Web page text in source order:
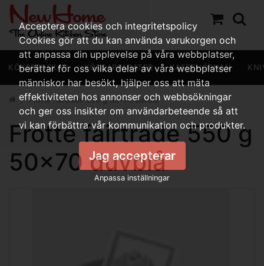
KÖKSREDSKAP KÖKSAPPARATER KAFFEHÖRNAN
Frotté fairtrade 550 g 50x70 duvblå
Frotté fairtrade 550 g
50x70 duvblå
Acceptera cookies och integritetspolicy
Cookies gör att du kan använda varukorgen och
att anpassa din upplevelse på våra webbplatser,
berättar för oss vilka delar av våra webbplatser
människor har besökt, hjälper oss att mäta
effektiviteten hos annonser och webbsökningar
och ger oss insikter om användarbeteende så att
vi kan förbättra vår kommunikation och produkter.
Jag accepterar
Anpassa inställningar